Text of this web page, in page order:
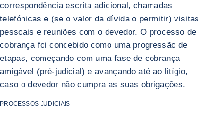
correspondência escrita adicional, chamadas
telefónicas e (se o valor da dívida o permitir) visitas
pessoais e reuniões com o devedor. O processo de
cobrança foi concebido como uma progressão de
etapas, começando com uma fase de cobrança
amigável (pré-judicial) e avançando até ao litígio,
caso o devedor não cumpra as suas obrigações.
PROCESSOS JUDICIAIS